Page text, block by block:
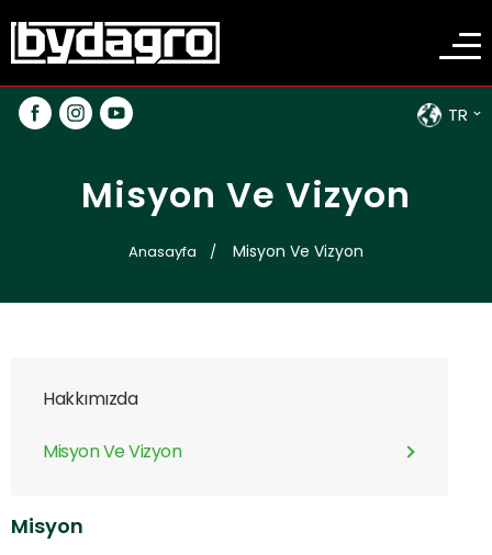
TR
Misyon Ve Vizyon
Anasayfa Misyon Ve Vizyon
Hakkımızda
Misyon Ve Vizyon
Misyon